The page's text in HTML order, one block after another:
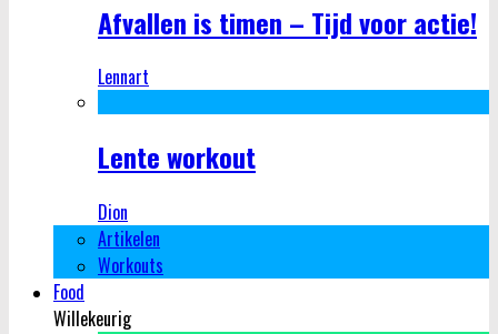
Afvallen is timen – Tijd voor actie!
Lennart
Lente workout
Dion
Artikelen
Workouts
Food
Willekeurig